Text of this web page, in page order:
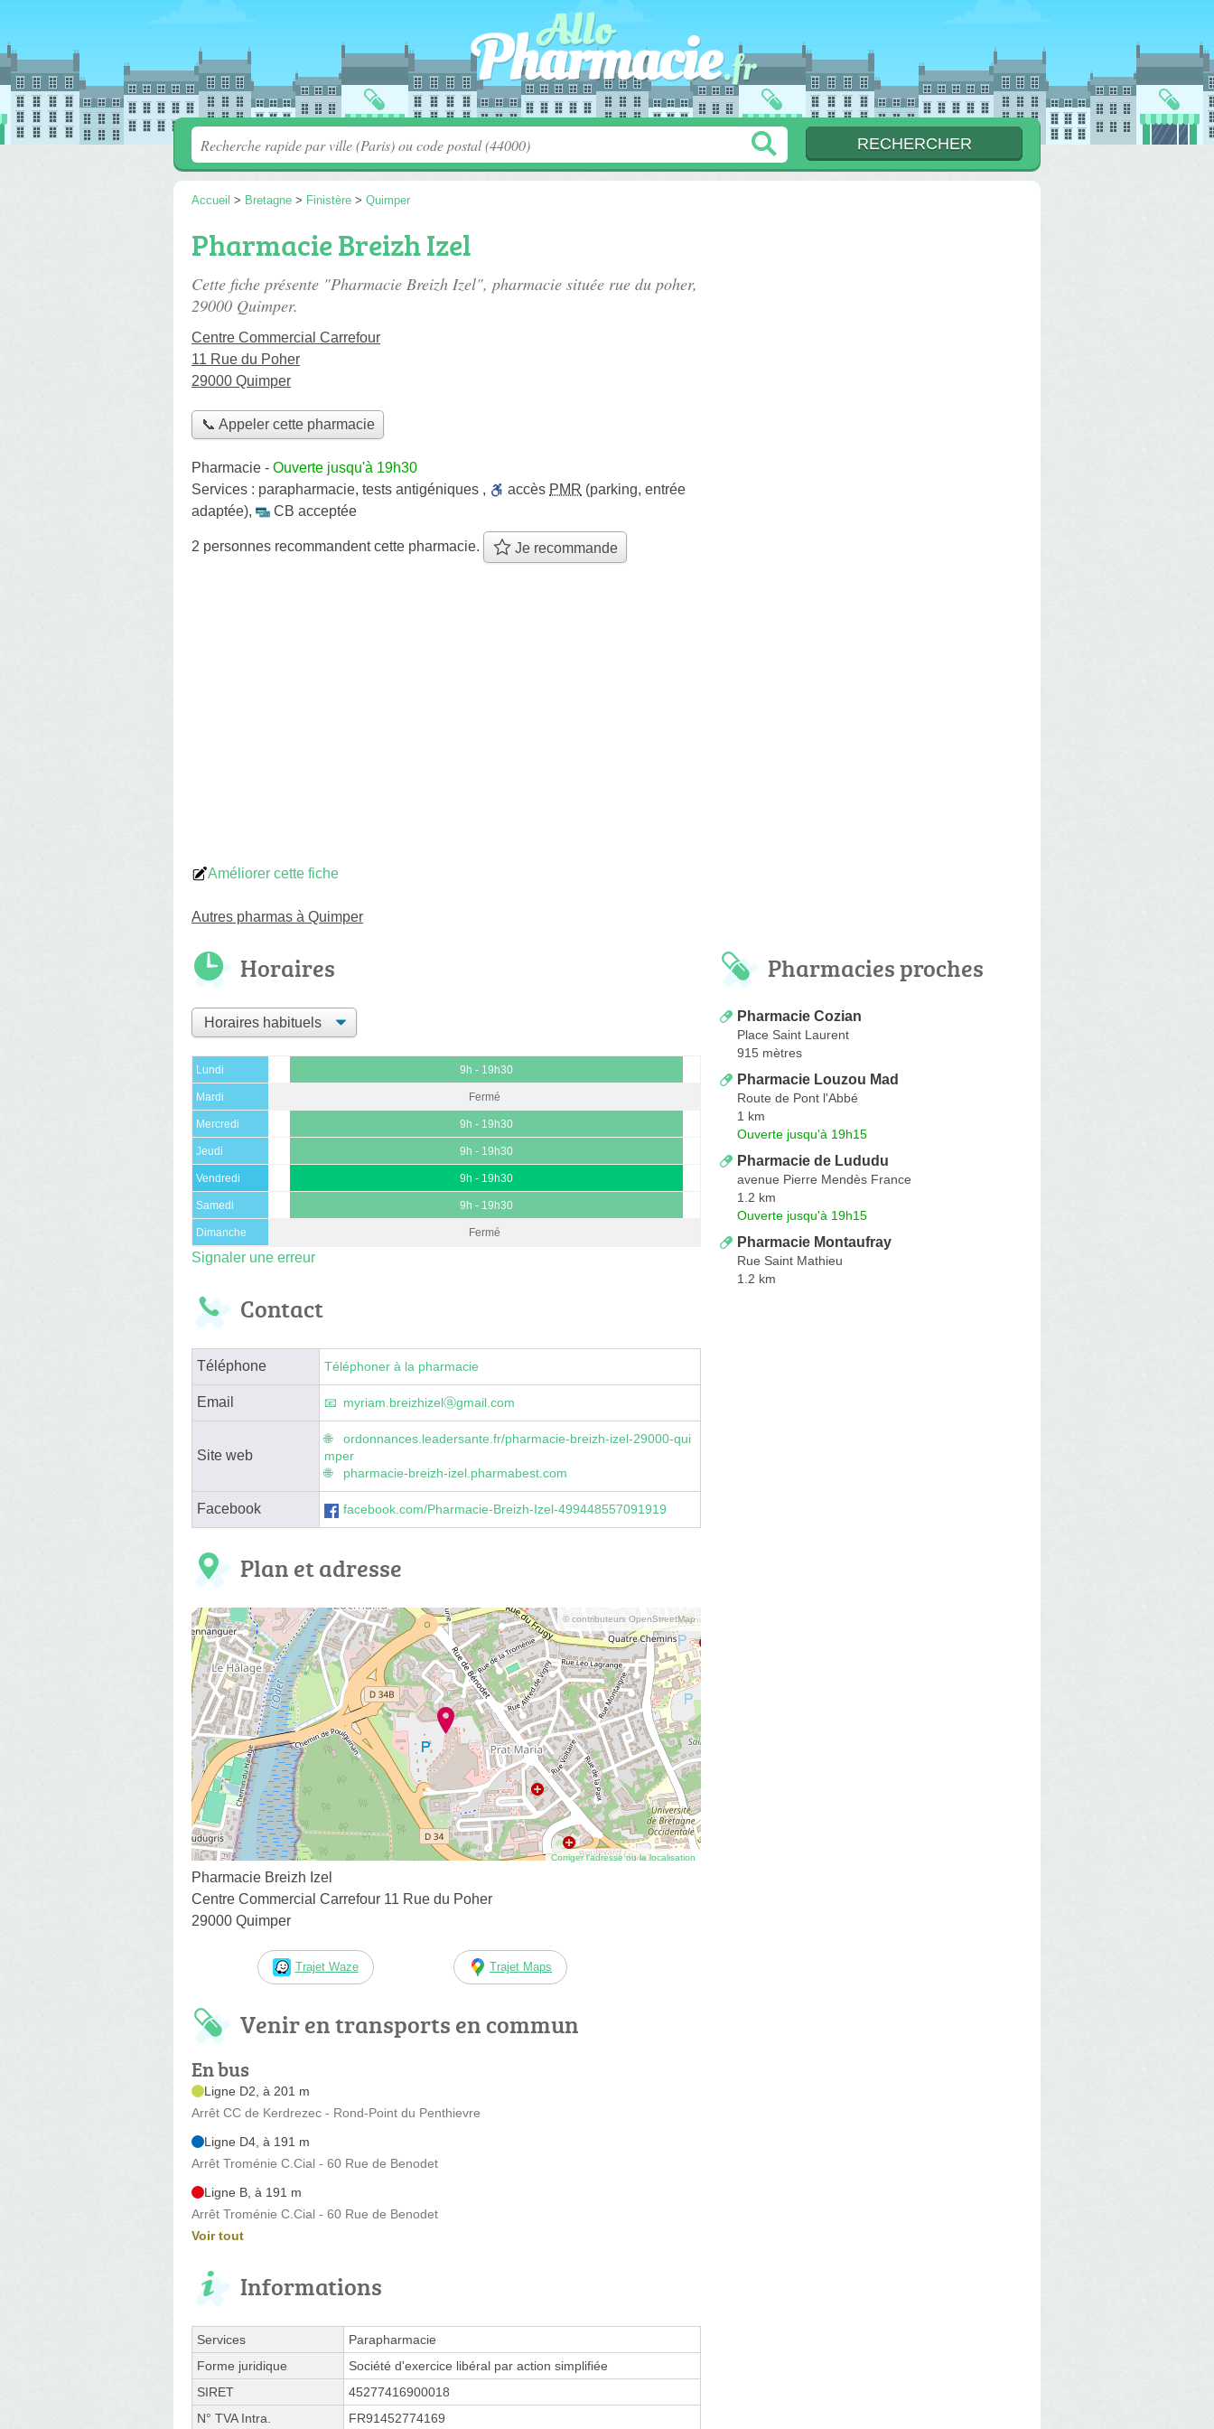
Accueil > Bretagne > Finistère > Quimper
Pharmacie Breizh Izel
Cette fiche présente "Pharmacie Breizh Izel", pharmacie située rue du poher,
29000 Quimper.
Centre Commercial Carrefour
11 Rue du Poher
29000 Quimper
📞 Appeler cette pharmacie
Pharmacie - Ouverte jusqu'à 19h30
Services : parapharmacie, tests antigéniques , accès PMR (parking, entrée
adaptée), CB acceptée
2 personnes recommandentcette pharmacie. Je recommande
Améliorer cette fiche
Autres pharmas à Quimper
Horaires
Lundi 9h - 19h30
Mardi Fermé
Mercredi 9h - 19h30
Jeudi 9h - 19h30
Vendredi 9h - 19h30
Samedi 9h - 19h30
Dimanche Fermé
Signaler une erreur
Contact
Téléphone Téléphoner à la pharmacie
Email myriam.breizhizelⓐgmail.com
Site web
ordonnances.leadersante.fr/pharmacie-breizh-izel-29000-qui
mper
pharmacie-breizh-izel.pharmabest.com
Facebook facebook.com/Pharmacie-Breizh-Izel-499448557091919
Plan et adresse
© contributeurs OpenStreetMap
Corriger l’adresse ou la localisation
Pharmacie Breizh Izel
Centre Commercial Carrefour 11 Rue du Poher
29000 Quimper
Trajet Waze Trajet Maps
Venir en transports en commun
En bus
Ligne D2, à 201 m
Arrêt CC de Kerdrezec - Rond-Point du Penthievre
Ligne D4, à 191 m
Arrêt Troménie C.Cial - 60 Rue de Benodet
Ligne B, à 191 m
Arrêt Troménie C.Cial - 60 Rue de Benodet
Voir tout
Informations
Services
Parapharmacie
Forme juridique
Société d'exercice libéral par action simplifiée
SIRET
45277416900018
N° TVA Intra.
FR91452774169
Pharmacies proches
Pharmacie Cozian
Place Saint Laurent
915 mètres
Pharmacie Louzou Mad
Route de Pont l'Abbé
1 km
Ouverte jusqu'à 19h15
Pharmacie de Lududu
avenue Pierre Mendès France
1.2 km
Ouverte jusqu'à 19h15
Pharmacie Montaufray
Rue Saint Mathieu
1.2 km